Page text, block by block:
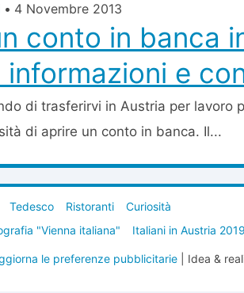
• 4 Novembre 2013
conto in banca
informazioni e
di trasferirvi in Austria per lavoro
di aprire un conto in banca. Il...
Tedesco Ristoranti
Curiosità
"Vienna italiana" Italiani in Austria 2019
le preferenze pubblicitarie| Idea &